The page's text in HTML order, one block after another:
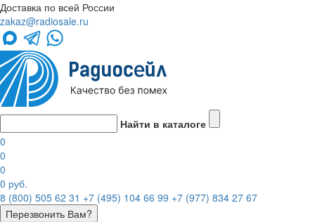
Доставка по всей России
zakaz@radiosale.ru
Найти в каталоге
0
0
0
0 руб.
8 (800) 505 62 31 +7 (495) 104 66 99 +7 (977) 834 27 67
Перезвонить Вам?